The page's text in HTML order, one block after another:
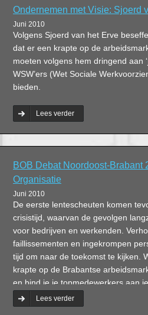
Ondernemen met Visie: Sjoerd
Juni 2010
Volgens Sjoerd van het Erve
dat er een krapte op de
moeten volgens hem dringend aan
WSW’ers (Wet Sociale
bieden.
Lees verder
BOB Debat Noordoost-Brabant
Organisatie
Juni 2010
De eerste lentescheuten komen
crisistijd, waarvan de gevolgen
voor bedrijven en werkenden.
faillissementen en ingekrompen
tijd om naar de toekomst te kijken.
krapte op de Brabantse
en bind je je topmedewerkers aan
belangrijk is passie? ‘Werk moet
Lees verder